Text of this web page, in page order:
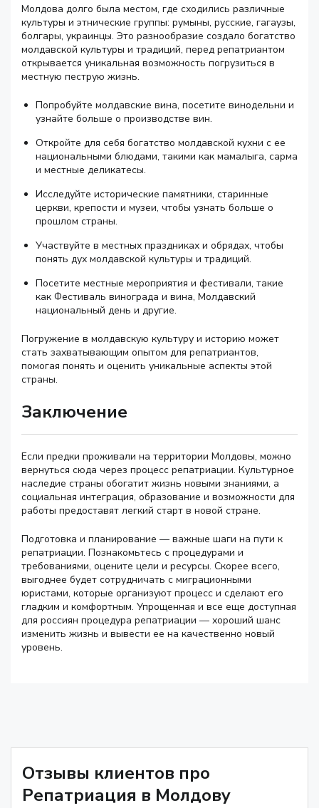
Молдова долго была местом, где сходились различные
культуры и этнические группы: румыны, русские, гагаузы,
болгары, украинцы. Это разнообразие создало богатство
молдавской культуры и традиций, перед репатриантом
открывается уникальная возможность погрузиться в
местную пеструю жизнь.
Попробуйте молдавские вина, посетите винодельни и
узнайте больше о производстве вин.
Откройте для себя богатство молдавской кухни с ее
национальными блюдами, такими как мамалыга, сарма
и местные деликатесы.
Исследуйте исторические памятники, старинные
церкви, крепости и музеи, чтобы узнать больше о
прошлом страны.
Участвуйте в местных праздниках и обрядах, чтобы
понять дух молдавской культуры и традиций.
Посетите местные мероприятия и фестивали, такие
как Фестиваль винограда и вина, Молдавский
национальный день и другие.
Погружение в молдавскую культуру и историю может
стать захватывающим опытом для репатриантов,
помогая понять и оценить уникальные аспекты этой
страны.
Заключение
Если предки проживали на территории Молдовы, можно
вернуться сюда через процесс репатриации. Культурное
наследие страны обогатит жизнь новыми знаниями, а
социальная интеграция, образование и возможности для
работы предоставят легкий старт в новой стране.
Подготовка и планирование — важные шаги на пути к
репатриации. Познакомьтесь с процедурами и
требованиями, оцените цели и ресурсы. Скорее всего,
выгоднее будет сотрудничать с миграционными
юристами, которые организуют процесс и сделают его
гладким и комфортным. Упрощенная и все еще доступная
для россиян процедура репатриации — хороший шанс
изменить жизнь и вывести ее на качественно новый
уровень.
Отзывы клиентов про
Репатриация в Молдову